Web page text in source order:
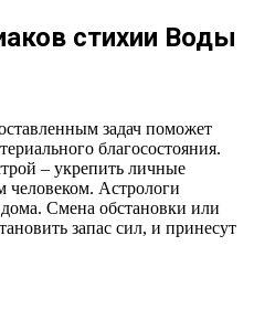
стихии Воды
задач поможет
благосостояния.
– укрепить личные
человеком. Астрологи
Смена обстановки или
запас сил, и принесут